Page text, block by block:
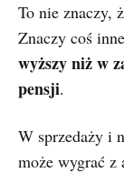
To nie znaczy,
Znaczy coś
wyższy niż w
pensji.
W sprzedaży i
może wygrać